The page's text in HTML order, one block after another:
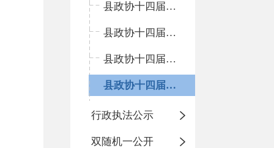
县政协十四届五次会议
县政协十四届四次会议
县政协十四届三次会议
县政协十四届二次会议
行政执法公示
双随机一公开